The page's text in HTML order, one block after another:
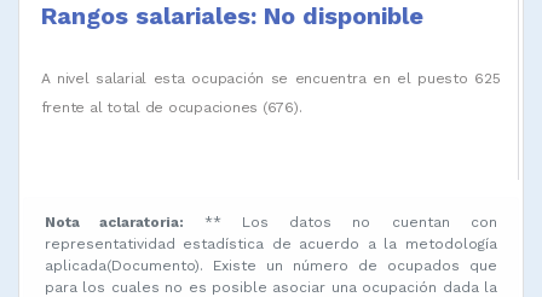
Rangos salariales: No disponible
A nivel salarial esta ocupación se encuentra en el puesto 625
frente al total de ocupaciones (676).
Nota aclaratoria:
** Los datos no cuentan con
representatividad estadística de acuerdo a la metodología
aplicada(Documento). Existe un número de ocupados que
para los cuales no es posible asociar una ocupación dada la